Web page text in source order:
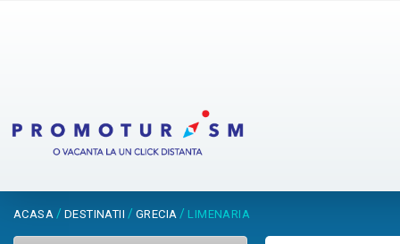
ACASA / DESTINATII / GRECIA / LIMENARIA